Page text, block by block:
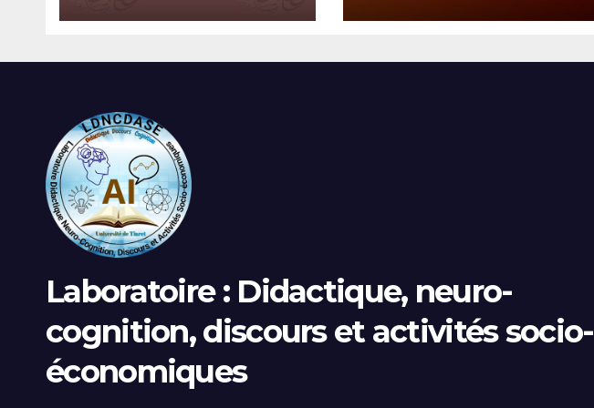
PLACER DE LEER”
Laboratoire : Didactique, neuro-
cognition, discours et activités socio-
économiques